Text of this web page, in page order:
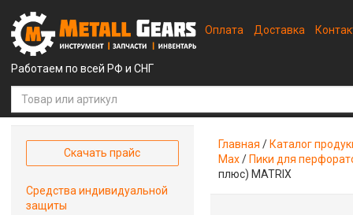
Работаем по всей РФ и СНГ
Оплата Доставка
Главная / Каталог
Max/ Пики для
плюс) MATRIX
Скачать прайс
Средства индивидуальной
защиты